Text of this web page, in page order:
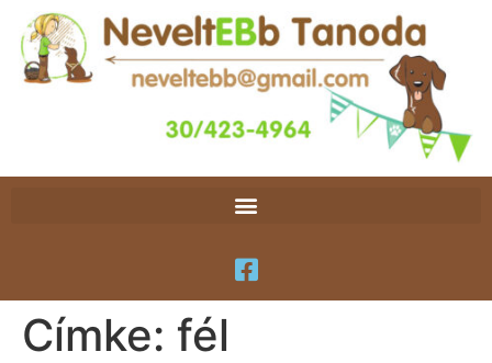
Címke: fél